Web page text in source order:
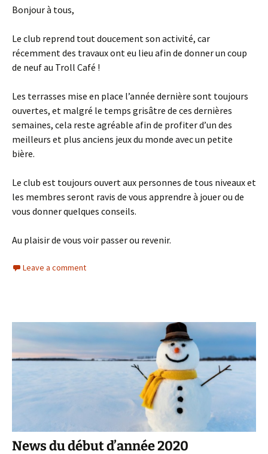
Bonjour à tous,
Le club reprend tout doucement son activité, car
récemment des travaux ont eu lieu afin de donner un coup
de neuf au Troll Café !
Les terrasses mise en place l’année dernière sont toujours
ouvertes, et malgré le temps grisâtre de ces dernières
semaines, cela reste agréable afin de profiter d’un des
meilleurs et plus anciens jeux du monde avec un petite
bière.
Le club est toujours ouvert aux personnes de tous niveaux et
les membres seront ravis de vous apprendre à jouer ou de
vous donner quelques conseils.
Au plaisir de vous voir passer ou revenir.
Leave a comment
News du début d’année 2020